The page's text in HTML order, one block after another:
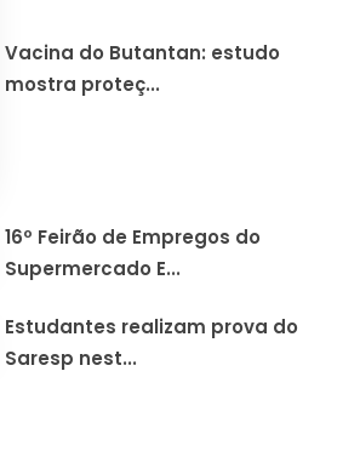
Vacina do Butantan: estudo
mostra proteç...
16º Feirão de Empregos do
Supermercado E...
Estudantes realizam prova do
Saresp nest...